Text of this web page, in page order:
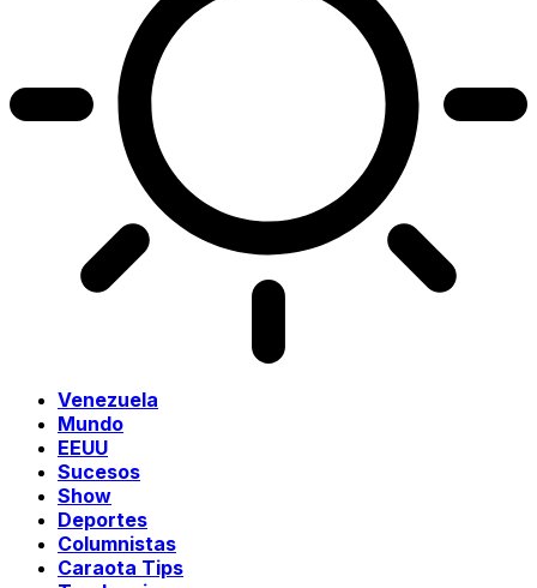
Venezuela
Mundo
EEUU
Sucesos
Show
Deportes
Columnistas
Caraota Tips